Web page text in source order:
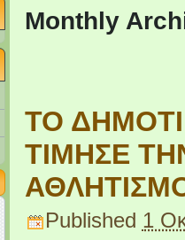
Monthly
ΤΟ
ΤΙΜΗΣΕ
Published 1